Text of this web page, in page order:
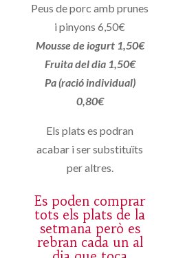
Peus de porc amb prunes
i pinyons 6,50€
Mousse de iogurt 1,50€
Fruita del dia 1,50€
Pa (ració individual)
0,80€
Els plats es podran
acabar i ser substituïts
per altres.
Es poden comprar
tots els plats de la
setmana però es
rebran cada un al